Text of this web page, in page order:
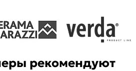
рекомендуют